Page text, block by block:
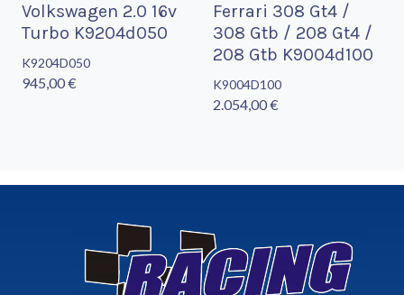
Volkswagen 2.0 16v
Turbo K9204d050
K9204D050
945,00 €
Ferrari 308 Gt4 /
308 Gtb / 208 Gt4 /
208 Gtb K9004d100
K9004D100
2.054,00 €